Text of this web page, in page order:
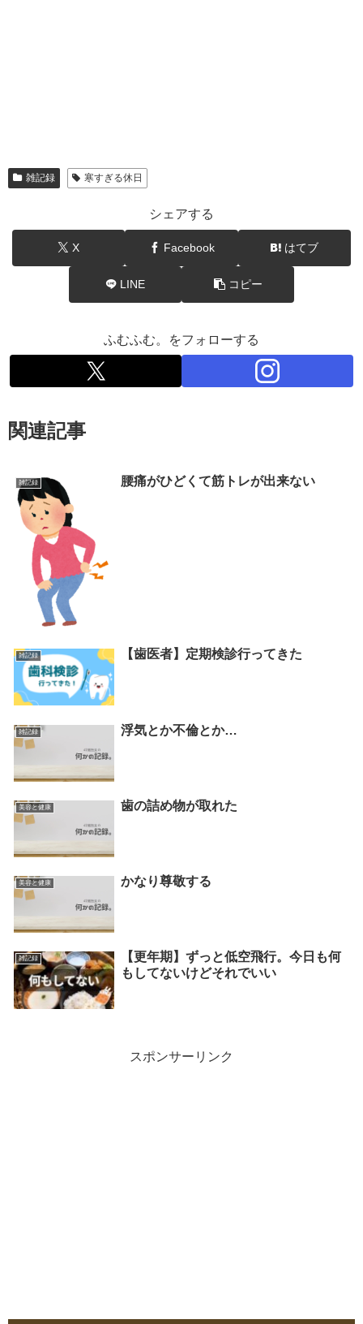
雑記録 寒すぎる休日
シェアする
X Facebook はてブ
LINE コピー
ふむふむ。をフォローする
関連記事
雑記録 腰痛がひどくて筋トレが出来ない
雑記録 【歯医者】定期検診行ってきた
雑記録 浮気とか不倫とか…
美容と健康 歯の詰め物が取れた
美容と健康 かなり尊敬する
雑記録
【更年期】ずっと低空飛行。今日も何
もしてないけどそれでいい
スポンサーリンク